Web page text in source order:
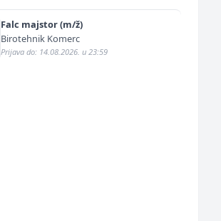
Falc majstor (m/ž)
Birotehnik Komerc
Prijava do: 14.08.2026. u 23:59